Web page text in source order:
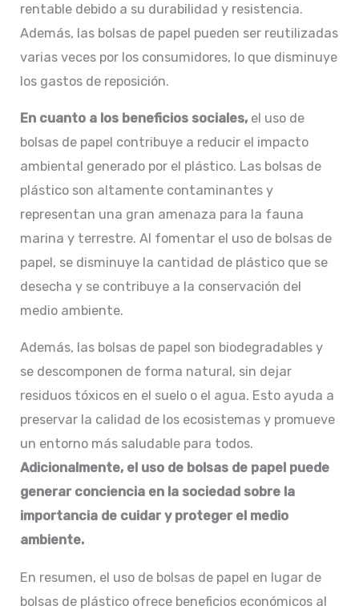
rentable debido a su durabilidad y resistencia.
Además, las bolsas de papel pueden ser reutilizadas
varias veces por los consumidores, lo que disminuye
los gastos de reposición.
En cuanto a los beneficios sociales, el uso de
bolsas de papel contribuye a reducir el impacto
ambiental generado por el plástico. Las bolsas de
plástico son altamente contaminantes y
representan una gran amenaza para la fauna
marina y terrestre. Al fomentar el uso de bolsas de
papel, se disminuye la cantidad de plástico que se
desecha y se contribuye a la conservación del
medio ambiente.
Además, las bolsas de papel son biodegradables y
se descomponen de forma natural, sin dejar
residuos tóxicos en el suelo o el agua. Esto ayuda a
preservar la calidad de los ecosistemas y promueve
un entorno más saludable para todos.
Adicionalmente, el uso de bolsas de papel puede
generar conciencia en la sociedad sobre la
importancia de cuidar y proteger el medio
ambiente.
En resumen, el uso de bolsas de papel en lugar de
bolsas de plástico ofrece beneficios económicos al